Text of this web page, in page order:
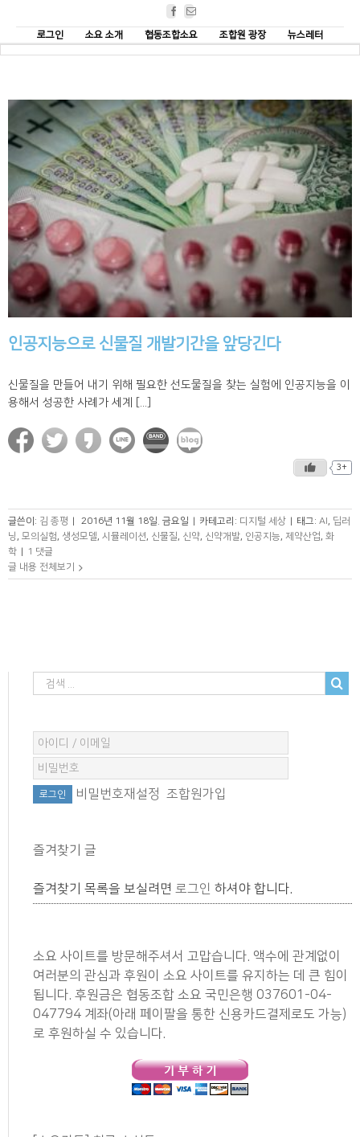
Facebook
로그인
소요 소개 협동조합소요 조합원 광장 뉴스레터
인공지능으로 신물질 개발기간을 앞당긴다
신물질을 만들어 내기 위해 필요한 선도물질을 찾는 실험에 인공지능을 이
용해서 성공한 사례가 세계 [...]
3+
글쓴이: 김 종평 | 2016년 11월 18일. 금요일 | 카테고리: 디지털 세상 | 태그: AI, 딥러
닝 , 모의실험, 생성모델, 시뮬레이션, 신물질, 신약, 신약개발, 인공지능, 제약산업, 화
학 |
1 댓글
글 내용 전체보기
비밀번호재설정 조합원가입
즐겨찾기 글
즐겨찾기 목록을 보실려면 로그인 하셔야 합니다.
소요 사이트를 방문해주셔서 고맙습니다. 액수에 관계없이
여러분의 관심과 후원이 소요 사이트를 유지하는 데 큰 힘이
됩니다. 후원금은 협동조합 소요 국민은행 037601-04-
047794 계좌(아래 페이팔을 통한 신용카드결제로도 가능)
로 후원하실 수 있습니다.